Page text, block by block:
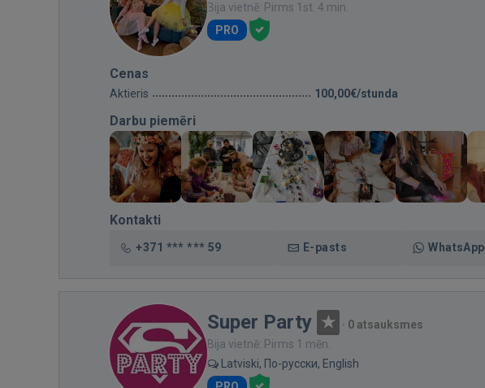
Bija vietnē: Pirms 1st. 4 min.
PRO
Cenas
Aktieris 100,00€/stunda
Darbu piemēri
Kontakti
+371 *** *** 59 E-pasts WhatsApp
Super Party · 0 atsauksmes
Bija vietnē: Pirms 1 mēn.
Latviski, По-русски, English